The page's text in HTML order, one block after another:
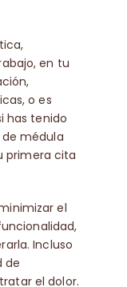
en tu
o es
has tenido
médula
primera cita
el
Incluso
de
el dolor.